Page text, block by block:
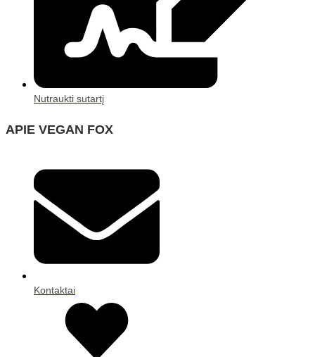
Nutraukti sutartį
APIE VEGAN FOX
Kontaktai